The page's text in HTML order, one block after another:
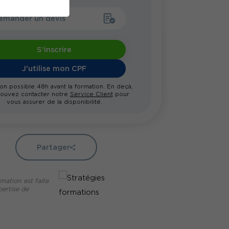
un devis
S'inscrire
J'utilise mon CPF
possible 48h avant la formation. En deçà,
contacter notre Service Clientpour
vous assurer de la disponibilité.
Partager
est faite
de